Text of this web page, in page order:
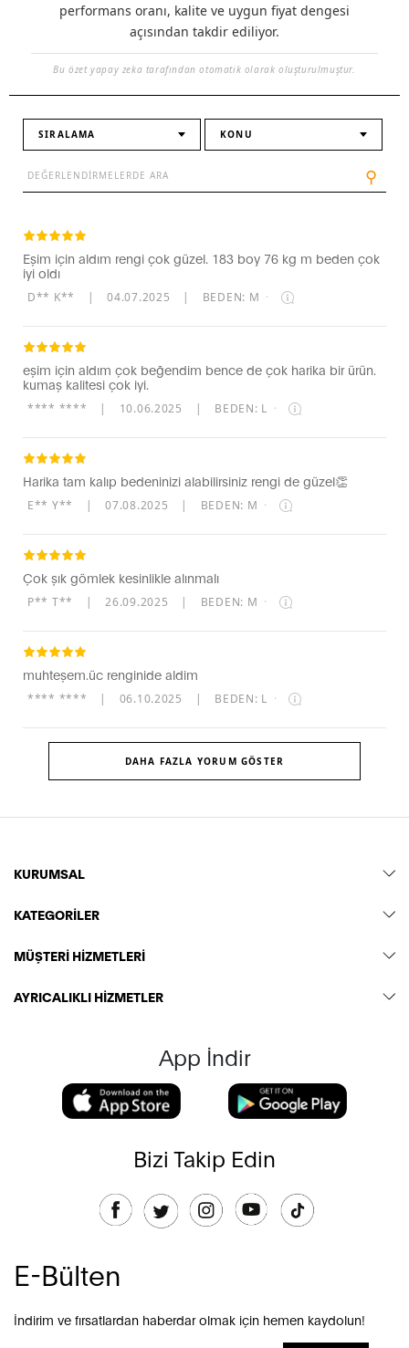
performans oranı, kalite ve uygun fiyat dengesi
açısından takdir ediliyor.
Bu özet yapay zeka tarafından otomatik olarak oluşturulmuştur.
SIRALAMA KONU
⚲
Eşim için aldım rengi çok güzel. 183 boy 76 kg m beden çok
iyi oldı
D** K** | 04.07.2025 | BEDEN: M ·
eşim için aldım çok beğendim bence de çok harika bir ürün.
kumaş kalitesi çok iyi.
**** **** | 10.06.2025 | BEDEN: L ·
Harika tam kalıp bedeninizi alabilirsiniz rengi de güzel👏
E** Y** | 07.08.2025 | BEDEN: M ·
Çok şık gömlek kesinlikle alınmalı
P** T** | 26.09.2025 | BEDEN: M ·
muhteşem.üc renginide aldim
**** **** | 06.10.2025 | BEDEN: L ·
DAHA FAZLA YORUM GÖSTER
KURUMSAL
KATEGORİLER
MÜŞTERİ HİZMETLERİ
AYRICALIKLI HİZMETLER
App İndir
Bizi Takip Edin
E-Bülten
İndirim ve fırsatlardan haberdar olmak için hemen kaydolun!